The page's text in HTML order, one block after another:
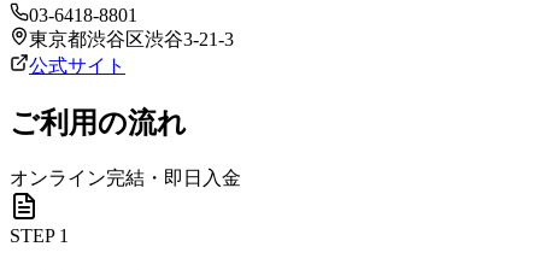
03-6418-8801
東京都渋谷区渋谷3-21-3
公式サイト
ご利用の流れ
オンライン完結・即日入金
STEP 1